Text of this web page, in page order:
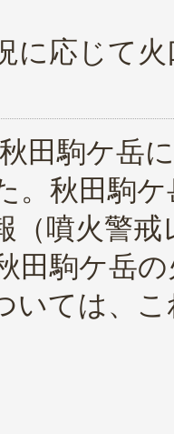
に応じて
田駒ケ岳
。秋田駒
（噴火警
田駒ケ岳
いては、